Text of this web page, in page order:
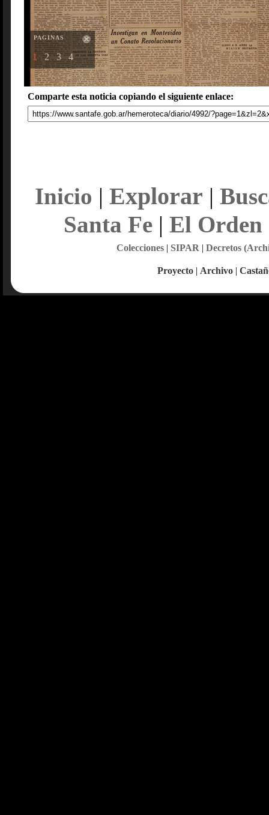
PAGINAS
1 2 3 4
Comparte esta noticia copiando el siguiente enlace:
Inicio | Explorar |
Santa Fe| El Orden
Colecciones| SIPAR | Decretos
Proyecto | Archivo |